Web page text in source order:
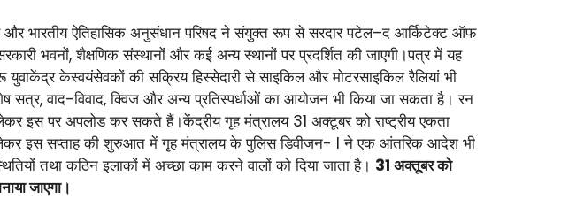
और भारतीय ऐतिहासिक अनुसंधान परिषद ने संयुक्त रूप से सरदार पटेल–द आर्किटेक्ट ऑफ
भवनों, शैक्षणिक संस्थानों और कई अन्य स्थानों पर प्रदर्शित की जाएगी।पत्र में यह
केस्वयंसेवकों की सक्रिय हिस्सेदारी से साइकिल और मोटरसाइकिल रैलियां भी
वाद-विवाद, क्विज और अन्य प्रतिस्पर्धाओं का आयोजन भी किया जा सकता है। रन
इस पर अपलोड कर सकते हैं।केंद्रीय गृह मंत्रालय 31 अक्टूबर को राष्ट्रीय एकता
इस सप्ताह की शुरुआत में गृह मंत्रालय के पुलिस डिवीजन- I ने एक आंतरिक आदेश भी
तथा कठिन इलाकों में अच्छा काम करने वालों को दिया जाता है। 31 अक्तूबर को
जाएगा।